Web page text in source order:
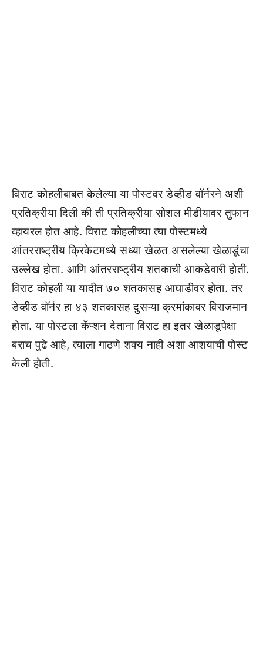
विराट कोहलीबाबत केलेल्या या पोस्टवर डेव्हीड वॉर्नरने अशी
प्रतिक्रीया दिली की ती प्रतिक्रीया सोशल मीडीयावर तुफान
व्हायरल होत आहे. विराट कोहलीच्या त्या पोस्टमध्ये
आंतरराष्ट्रीय क्रिकेटमध्ये सध्या खेळत असलेल्या खेळाडूंचा
उल्लेख होता. आणि आंतरराष्ट्रीय शतकाची आकडेवारी होती.
विराट कोहली या यादीत ७० शतकासह आघाडीवर होता. तर
डेव्हीड वॉर्नर हा ४३ शतकासह दुसऱ्या क्रमांकावर विराजमान
होता. या पोस्टला कॅप्शन देताना विराट हा इतर खेळाडूपेक्षा
बराच पुढे आहे, त्याला गाठणे शक्य नाही अशा आशयाची पोस्ट
केली होती.